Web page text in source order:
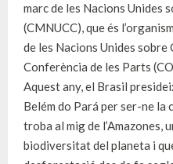
marc de les Nacions Unides
(CMNUCC), que és
de les Nacions Unides sobre
Conferència de les Parts
Aquest any, el Brasil
Belém do Pará per ser-ne la
troba al mig de l’Amazones,
biodiversitat del planeta i